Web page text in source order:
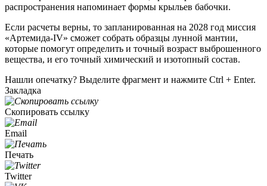
распространения напоминает формы крыльев бабочки.
Если расчеты верны, то запланированная на 2028 год миссия
«Артемида-IV» сможет собрать образцы лунной мантии,
которые помогут определить и точный возраст выброшенного
вещества, и его точный химический и изотопный состав.
Нашли опечатку? Выделите фрагмент и нажмите Ctrl + Enter.
Закладка
Скопировать ссылку
Email
Печать
Twitter